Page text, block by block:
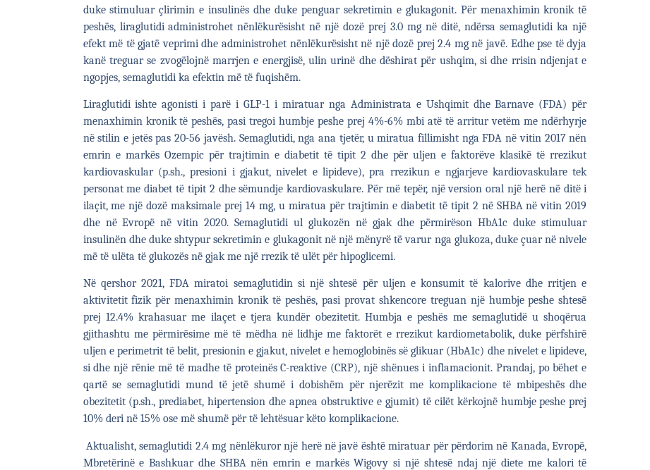
duke stimuluar çlirimin e insulinës dhe duke penguar sekretimin e glukagonit. Për menaxhimin kronik të
peshës, liraglutidi administrohet nënlëkurësisht në një dozë prej 3.0 mg në ditë, ndërsa semaglutidi ka një
efekt më të gjatë veprimi dhe administrohet nënlëkurësisht në një dozë prej 2.4 mg në javë. Edhe pse të dyja
kanë treguar se zvogëlojnë marrjen e energjisë, ulin urinë dhe dëshirat për ushqim, si dhe rrisin ndjenjat e
ngopjes, semaglutidi ka efektin më të fuqishëm.
Liraglutidi ishte agonisti i parë i GLP-1 i miratuar nga Administrata e Ushqimit dhe Barnave (FDA) për
menaxhimin kronik të peshës, pasi tregoi humbje peshe prej 4%-6% mbi atë të arritur vetëm me ndërhyrje
në stilin e jetës pas 20-56 javësh. Semaglutidi, nga ana tjetër, u miratua fillimisht nga FDA në vitin 2017 nën
emrin e markës Ozempic për trajtimin e diabetit të tipit 2 dhe për uljen e faktorëve klasikë të rrezikut
kardiovaskular (p.sh., presioni i gjakut, nivelet e lipideve), pra rrezikun e ngjarjeve kardiovaskulare tek
personat me diabet të tipit 2 dhe sëmundje kardiovaskulare. Për më tepër, një version oral një herë në ditë i
ilaçit, me një dozë maksimale prej 14 mg, u miratua për trajtimin e diabetit të tipit 2 në SHBA në vitin 2019
dhe në Evropë në vitin 2020. Semaglutidi ul glukozën në gjak dhe përmirëson HbA1c duke stimuluar
insulinën dhe duke shtypur sekretimin e glukagonit në një mënyrë të varur nga glukoza, duke çuar në nivele
më të ulëta të glukozës në gjak me një rrezik të ulët për hipoglicemi.
Në qershor 2021, FDA miratoi semaglutidin si një shtesë për uljen e konsumit të kalorive dhe rritjen e
aktivitetit fizik për menaxhimin kronik të peshës, pasi provat shkencore treguan një humbje peshe shtesë
prej 12.4% krahasuar me ilaçet e tjera kundër obezitetit. Humbja e peshës me semaglutidë u shoqërua
gjithashtu me përmirësime më të mëdha në lidhje me faktorët e rrezikut kardiometabolik, duke përfshirë
uljen e perimetrit të belit, presionin e gjakut, nivelet e hemoglobinës së glikuar (HbA1c) dhe nivelet e lipideve,
si dhe një rënie më të madhe të proteinës C-reaktive (CRP), një shënues i inflamacionit. Prandaj, po bëhet e
qartë se semaglutidi mund të jetë shumë i dobishëm për njerëzit me komplikacione të mbipeshës dhe
obezitetit (p.sh., prediabet, hipertension dhe apnea obstruktive e gjumit) të cilët kërkojnë humbje peshe prej
10% deri në 15% ose më shumë për të lehtësuar këto komplikacione.
Aktualisht, semaglutidi 2.4 mg nënlëkuror një herë në javë është miratuar për përdorim në Kanada, Evropë,
Mbretërinë e Bashkuar dhe SHBA nën emrin e markës Wigovy si një shtesë ndaj një diete me kalori të